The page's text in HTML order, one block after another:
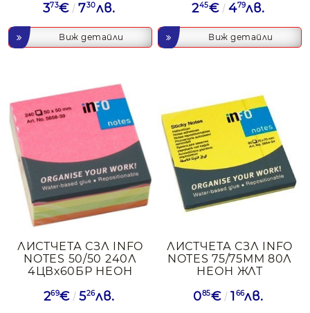
373€ 730лв.
Виж детайли
245€ 479лв.
Виж детайли
ЛИСТЧЕТА СЗЛ INFO
NOTES 50/50 240Л
4ЦВх60БР НЕОН
269€ 526лв.
ЛИСТЧЕТА СЗЛ INFO
NOTES 75/75ММ 80Л
НЕОН ЖЛТ
085€ 1 66лв.